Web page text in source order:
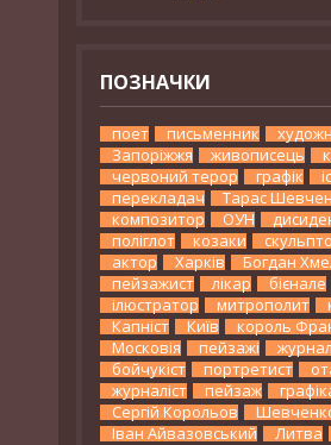
ПОЗНАЧКИ
поет письменник
Запоріжжя
живописець
червоний терор
графік
перекладач
Тарас
композитор
ОУН
поліглот
козаки
актор
Харків
Богдан
пейзажист
лікар
бієнале
ілюстратор
митрополит
Капніст
Київ
король
Московія
пейзажі
бойчукіст
портретист
журналіст
пейзаж
Сергій Корольов
Іван Айвазовський
Литва